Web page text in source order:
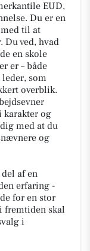
EUD,
Du er en
til at
Du ved, hvad
en skole
er – både
som
overblik.
karakter og
med at du
og
af en
erfaring -
for en stor
fremtiden skal
i